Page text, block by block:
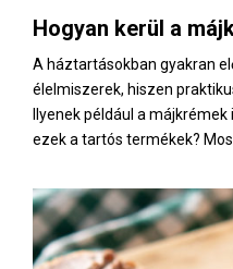
Hogyan kerül a
A háztartásokban gyakran
élelmiszerek, hiszen
Ilyenek például a
ezek a tartós termékek?